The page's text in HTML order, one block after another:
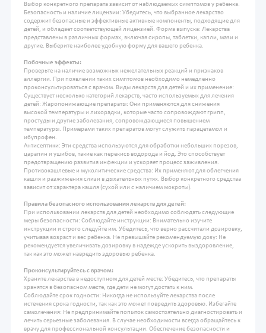
Выбор конкретного препарата зависит от наблюдаемых симптомов у ребенка.
Безопасность и наличие лицензии: Убедитесь, что выбранное лекарство
содержит безопасные и эффективные активные компоненты, подходящие для
детей, и обладает соответствующей лицензией. Форма выпуска: Лекарства
представлены в различных формах, включая сиропы, таблетки, капли, мази и
другие. Выберите наиболее удобную форму для вашего ребенка.
Побочные эффекты:
Проверьте на наличие возможных нежелательных реакций и признаков
аллергии. При появлении таких симптомов необходимо немедленно
проконсультироваться с врачом. Виды лекарств для детей и их применение:
Существует несколько категорий лекарств, часто используемых для лечения
детей: Жаропонижающие препараты: Они применяются для снижения
высокой температуры и лихорадки, которые часто сопровождают грипп,
простуды и другие заболевания, сопровождающиеся повышением
температуры. Примерами таких препаратов могут служить парацетамол и
ибупрофен.
Антисептики: Эти средства используются для обработки небольших порезов,
царапин и ушибов, такие как перекись водорода и йод. Это способствует
предотвращению развития инфекции и ускоряет процесс заживления.
Противокашлевые и муколитические средства: Их применяют для облегчения
кашля и разжижения слизи в дыхательных путях. Выбор конкретного средства
зависит от характера кашля (сухой или с наличием мокроты).
Правила безопасного использования лекарств для детей:
При использовании лекарств для детей необходимо соблюдать следующие
меры безопасности: Соблюдайте инструкции: Внимательно изучите
инструкции и строго следуйте им. Убедитесь, что верно рассчитали дозировку,
учитывая возраст и вес ребенка. Не превышайте рекомендуемую дозу: Не
рекомендуется увеличивать дозировку в надежде ускорить выздоровление,
так как это может навредить здоровью ребенка.
Проконсультируйтесь с врачом:
Храните лекарства в недоступном для детей месте: Убедитесь, что препараты
хранятся в безопасном месте, где дети не могут достать к ним.
Соблюдайте срок годности: Никогда не используйте лекарства после
истечения срока годности, так как это может повредить здоровью. Избегайте
самолечения: Не предпринимайте попыток самостоятельно диагностировать и
лечить серьезные заболевания. В случае необходимости всегда обращайтесь к
врачу для профессиональной консультации. Обеспечение безопасности и